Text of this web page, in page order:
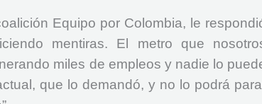
Equipo por Colombia, le
mentiras. El metro que
miles de empleos y nadie lo
que lo demandó, y no lo podrá